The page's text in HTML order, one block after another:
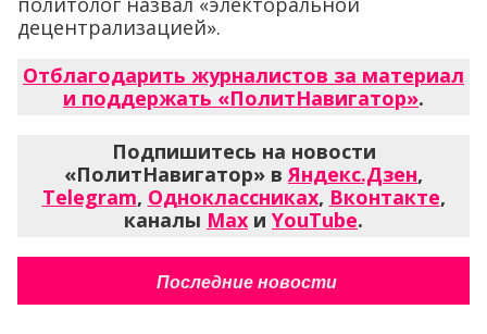
децентрализацией».
Отблагодарить журналистов за материал
и поддержать «ПолитНавигатор».
Подпишитесь на новости
«ПолитНавигатор» вЯндекс.Дзен,
Telegram, Одноклассниках, Вконтакте,
каналы Max и YouTube.
Последние новости